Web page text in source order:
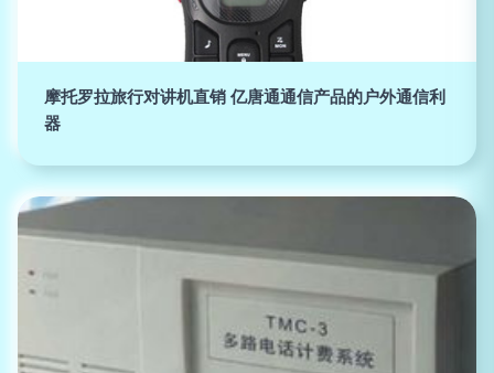
摩托罗拉旅行对讲机直销 亿唐通通信产品的户外通信利
器